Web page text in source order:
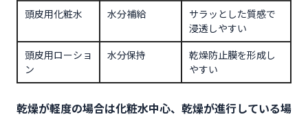
頭皮用化粧水 水分補給
サラッとした質感で
浸透しやすい
頭皮用ローショ
ン
水分保持
乾燥防止膜を形成し
やすい
乾燥が軽度の場合は化粧水中心、乾燥が進行している場